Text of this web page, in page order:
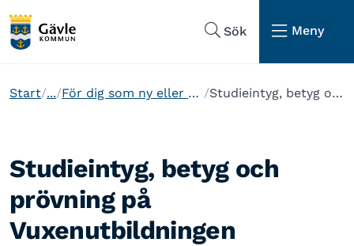
Sök
Meny
Start ... För dig som ny eller nuvarande elev på Vuxenutbildningen Studieintyg, betyg och prövning på Vuxenutbildningen
Studieintyg, betyg och
prövning på
Vuxenutbildningen